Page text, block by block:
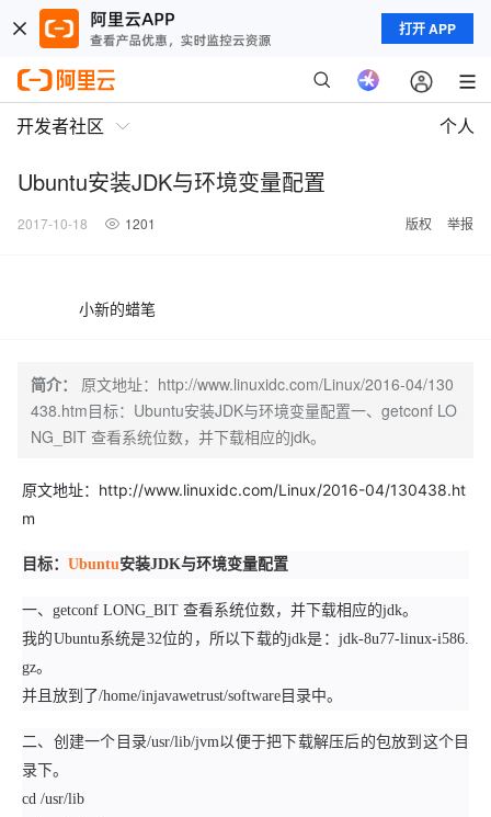
打开 APP
开发者社区 个人
Ubuntu安装JDK与环境变量配置
2017-10-18 1201 版权 举报
小新的蜡笔
简介：
原文地址：http://www.linuxidc.com/Linux/2016-04/130
438.htm目标：Ubuntu安装JDK与环境变量配置一、getconf LO
NG_BIT 查看系统位数，并下载相应的jdk。
原文地址：http://www.linuxidc.com/Linux/2016-04/130438.ht
m
目标： Ubuntu安装JDK与环境变量配置
一、getconf LONG_BIT 查看系统位数，并下载相应的jdk。
我的Ubuntu系统是32位的，所以下载的jdk是：jdk-8u77-linux-i586.
gz。
并且放到了/home/injavawetrust/software目录中。
二、创建一个目录/usr/lib/jvm以便于把下载解压后的包放到这个目
录下。
cd /usr/lib